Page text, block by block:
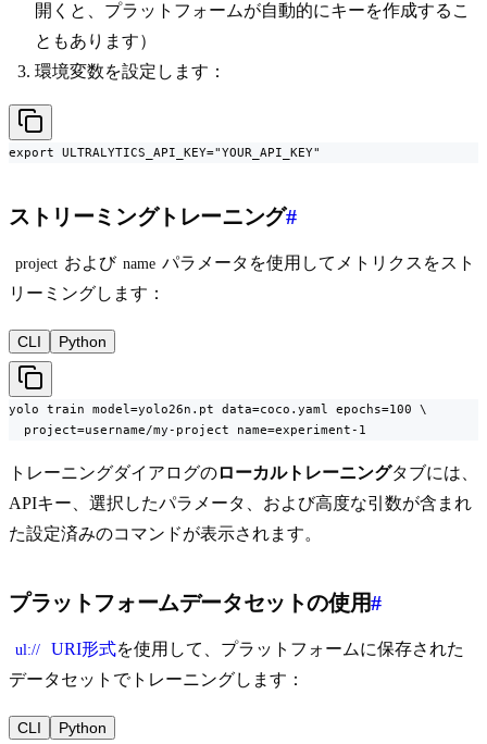
開くと、プラットフォームが自動的にキーを作成するこ
ともあります）
環境変数を設定します：
export ULTRALYTICS_API_KEY="YOUR_API_KEY"
ストリーミングトレーニング#
project および name パラメータを使用してメトリクスをスト
リーミングします：
CLI Python
yolo train model=yolo26n.pt data=coco.yaml epochs=100 \
  project=username/my-project name=experiment-1
トレーニングダイアログのローカルトレーニングタブには、
APIキー、選択したパラメータ、および高度な引数が含まれ
た設定済みのコマンドが表示されます。
プラットフォームデータセットの使用#
ul:// URI形式を使用して、プラットフォームに保存された
データセットでトレーニングします：
CLI Python